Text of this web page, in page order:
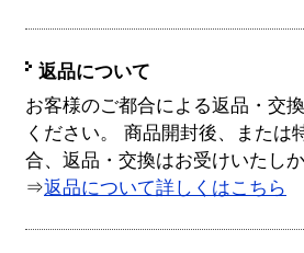
返品について
お客様のご都合による返品・交
ください。 商品開封後、または
合、返品・交換はお受けいたし
⇒返品について詳しくはこちら